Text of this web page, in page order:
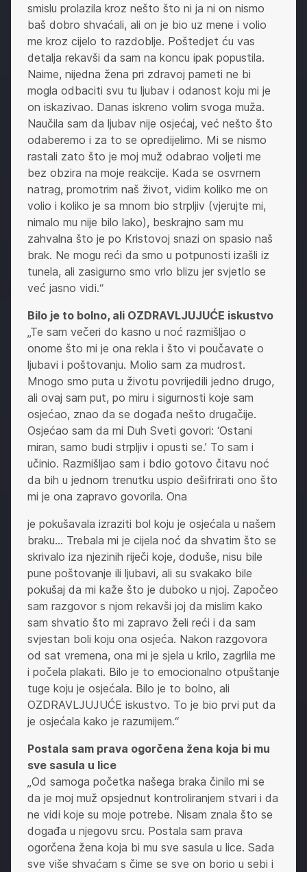
smislu prolazila kroz nešto što ni ja ni on nismo
baš dobro shvaćali, ali on je bio uz mene i volio
me kroz cijelo to razdoblje. Poštedjet ću vas
detalja rekavši da sam na koncu ipak popustila.
Naime, nijedna žena pri zdravoj pameti ne bi
mogla odbaciti svu tu ljubav i odanost koju mi je
on iskazivao. Danas iskreno volim svoga muža.
Naučila sam da ljubav nije osjećaj, već nešto što
odaberemo i za to se opredijelimo. Mi se nismo
rastali zato što je moj muž odabrao voljeti me
bez obzira na moje reakcije. Kada se osvrnem
natrag, promotrim naš život, vidim koliko me on
volio i koliko je sa mnom bio strpljiv (vjerujte mi,
nimalo mu nije bilo lako), beskrajno sam mu
zahvalna što je po Kristovoj snazi on spasio naš
brak. Ne mogu reći da smo u potpunosti izašli iz
tunela, ali zasigurno smo vrlo blizu jer svjetlo se
već jasno vidi.“
Bilo je to bolno, ali OZDRAVLJUJUĆE iskustvo
„Te sam večeri do kasno u noć razmišljao o
onome što mi je ona rekla i što vi poučavate o
ljubavi i poštovanju. Molio sam za mudrost.
Mnogo smo puta u životu povrijedili jedno drugo,
ali ovaj sam put, po miru i sigurnosti koje sam
osjećao, znao da se događa nešto drugačije.
Osjećao sam da mi Duh Sveti govori: ‘Ostani
miran, samo budi strpljiv i opusti se.’ To sam i
učinio. Razmišljao sam i bdio gotovo čitavu noć
da bih u jednom trenutku uspio dešifrirati ono što
mi je ona zapravo govorila. Ona
je pokušavala izraziti bol koju je osjećala u našem
braku… Trebala mi je cijela noć da shvatim što se
skrivalo iza njezinih riječi koje, doduše, nisu bile
pune poštovanje ili ljubavi, ali su svakako bile
pokušaj da mi kaže što je duboko u njoj. Započeo
sam razgovor s njom rekavši joj da mislim kako
sam shvatio što mi zapravo želi reći i da sam
svjestan boli koju ona osjeća. Nakon razgovora
od sat vremena, ona mi je sjela u krilo, zagrlila me
i počela plakati. Bilo je to emocionalno otpuštanje
tuge koju je osjećala. Bilo je to bolno, ali
OZDRAVLJUJUĆE iskustvo. To je bio prvi put da
je osjećala kako je razumijem.“
Postala sam prava ogorčena žena koja bi mu
sve sasula u lice
„Od samoga početka našega braka činilo mi se
da je moj muž opsjednut kontroliranjem stvari i da
ne vidi koje su moje potrebe. Nisam znala što se
događa u njegovu srcu. Postala sam prava
ogorčena žena koja bi mu sve sasula u lice. Sada
sve više shvaćam s čime se sve on borio u sebi i